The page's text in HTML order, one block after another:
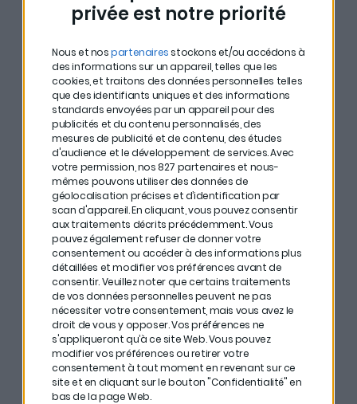
privée est notre priorité
Nous et nospartenaires stockons et/ou accédons à
des informations sur un appareil, telles que les
cookies, et traitons des données personnelles telles
que des identifiants uniques et des informations
standards envoyées par un appareil pour des
publicités et du contenu personnalisés, des
mesures de publicité et de contenu, des études
d'audience et le développement de services.Avec
votre permission, nos 827 partenaires et nous-
mêmes pouvons utiliser des données de
géolocalisation précises et d’identification par
scan d'appareil. En cliquant, vous pouvez consentir
aux traitements décrits précédemment. Vous
pouvez également refuser de donner votre
consentement ou accéder à des informations plus
détaillées et modifier vos préférences avant de
consentir.Veuillez noter que certains traitements
de vos données personnelles peuvent ne pas
nécessiter votre consentement, mais vous avez le
droit de vous y opposer. Vos préférences ne
s'appliqueront qu’à ce site Web. Vous pouvez
modifier vos préférences ou retirer votre
consentement à tout moment en revenant sur ce
site et en cliquant sur le bouton "Confidentialité" en
bas de la page Web.
CosaVostra
, il met en lumière le fonctionnement de
Newfund et explique tout ce à quoi il faut prêter
attention si l’on souhaite investir à son tour dans les
startups :
Il ne faut surtout pas se laisser entraîner par sa
FOMO (Fear Of Missing Out) et investir dans les boîtes
aux services “tendances”. Les trottinettes électriques
c’est bien, mais toutes les boîtes qui en proposent ne
deviendront pas des licornes.
Avant d’investir dans une startup, calculez sa
valorisation. Pour cela, c’est simple : vous divisez le
montant que cherche à lever l’entrepreneur par la
dilution qu’il recherche.
Si vous voulez augmenter vos chances que votre
startup française devienne une licorne, il est impératif
d’avoir une vision internationale dès le début. Les
boîtes trop franco-françaises ont peu de chances de